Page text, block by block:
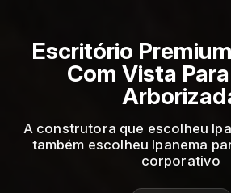
Escritório
Com Vista
A construtora que escolheu
também escolheu Ipanema
corporativo